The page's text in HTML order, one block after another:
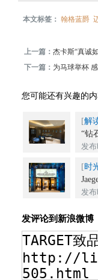
本文标签：翰格蓝爵
上一篇：杰卡斯“真诚
下一篇： 为马球举杯
您可能还有兴趣的内
[解
“钻
发
[时
发
发评论到新浪微博